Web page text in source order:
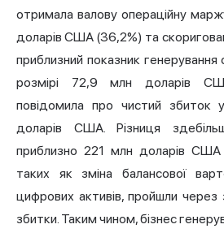
отримала валову операційну
доларів США (36,2%) та
приблизний показник генерування
розмірі 72,9 млн доларів
повідомила про чистий збиток
доларів США. Різниця
приблизно 221 млн доларів США
таких як зміна балансової
цифрових активів, пройшли через
збитки. Таким чином, бізнес